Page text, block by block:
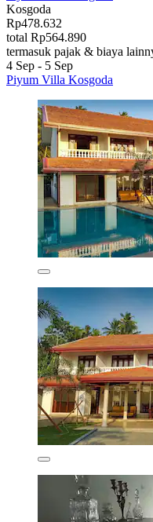
Kosgoda
Rp478.632
total Rp564.890
termasuk pajak & biaya
4 Sep - 5 Sep
Piyum Villa Kosgoda